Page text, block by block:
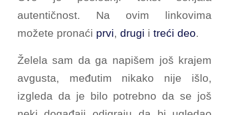
autentičnost. Na ovim linkovima
možete pronaći prvi, drugi i treći deo.
Želela sam da ga napišem još krajem
avgusta, međutim nikako nije išlo,
izgleda da je bilo potrebno da se još